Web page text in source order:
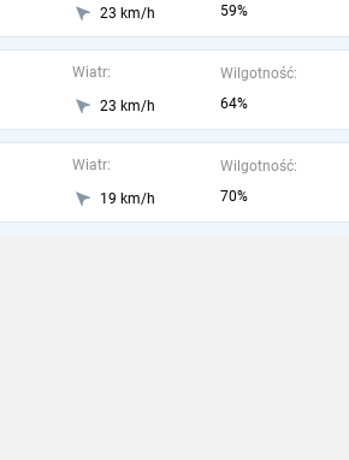
23 km/h
59%
Wiatr:
23 km/h
Wilgotność:
64%
Wiatr:
19 km/h
Wilgotność:
70%